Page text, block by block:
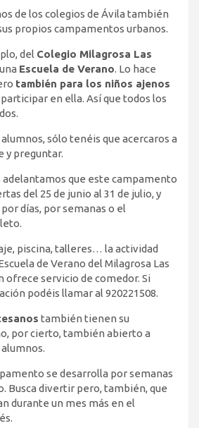
de los colegios de Ávila también
propios campamentos urbanos.
del Colegio Milagrosa Las
Escuela de Verano. Lo hace
también para los niños ajenos
en ella. Así que todos los
sólo tenéis que acercaros a
y preguntar.
adelantamos que este campamento
del 25 de junio al 31 de julio, y
días, por semanas o el
piscina, talleres… la actividad
de Verano del Milagrosa Las
ofrece servicio de comedor. Si
podéis llamar al 920221508.
también tienen su
por cierto, también abierto a
se desarrolla por semanas
Busca divertir pero, también, que
durante un mes más en el